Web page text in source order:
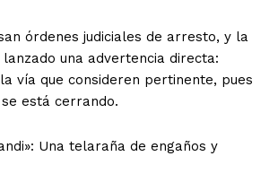
órdenes judiciales de arresto, y la
lanzado una advertencia directa:
vía que consideren pertinente, pues
está cerrando.
Una telaraña de engaños y